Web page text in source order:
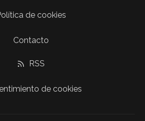
de cookies
Contacto
RSS
de cookies